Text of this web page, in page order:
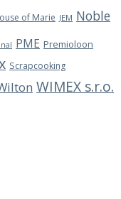
of Marie JEM Noble
PME Premioloon
Scrapcooking
WIMEX s.r.o.